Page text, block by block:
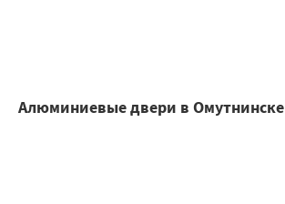
Алюминиевые двери в Омутнинске